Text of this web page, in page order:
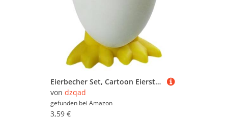
Eierbecher Set, Cartoon Eierständer Eierbecher, Lustiger Eiebecher, Frühstück Eierbehälter, Eierbecher Lustig für Weich Gekochte Eier und Rohes Gekochtes Eier Brunch, Kreatives Lustiges Besteck, Gelb
von dzqad
gefunden bei Amazon
3,59 €